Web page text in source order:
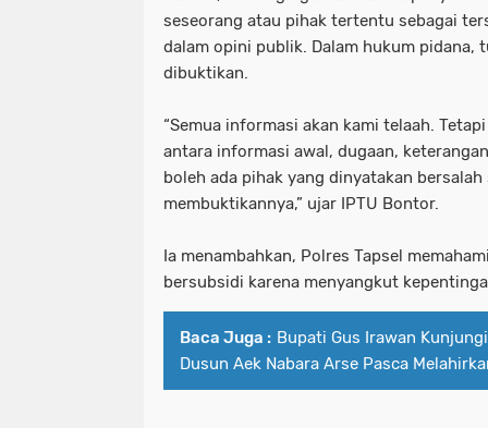
seseorang atau pihak tertentu sebagai
dalam opini publik. Dalam hukum pidana,
dibuktikan.
“Semua informasi akan kami telaah.
antara informasi awal, dugaan,
boleh ada pihak yang dinyatakan
membuktikannya,” ujar IPTU Bontor.
Ia menambahkan, Polres Tapsel
bersubsidi karena menyangkut
Baca Juga : Bupati Gus Irawan
Dusun Aek Nabara Arse Pasca